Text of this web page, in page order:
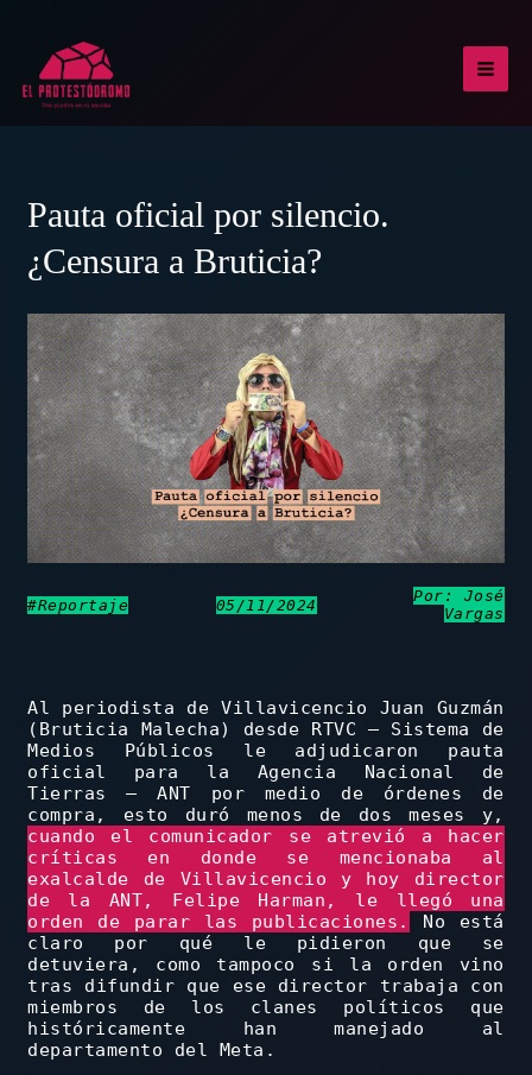
contenido
Pauta oficial por silencio.
¿Censura a Bruticia?
#Reportaje 05/11/2024
Por: José
Vargas
Al periodista de Villavicencio Juan Guzmán
(Bruticia Malecha) desde RTVC – Sistema de
Medios Públicos le adjudicaron pauta
oficial para la Agencia Nacional de
Tierras – ANT por medio de órdenes de
compra, esto duró menos de dos meses y,
cuando el comunicador se atrevió a hacer
críticas en donde se mencionaba al
exalcalde de Villavicencio y hoy director
de la ANT, Felipe Harman, le llegó una
orden de parar las publicaciones.
No está
claro por qué le pidieron que se
detuviera, como tampoco si la orden vino
tras difundir que ese director trabaja con
miembros de los clanes políticos que
históricamente han manejado al
departamento del Meta.